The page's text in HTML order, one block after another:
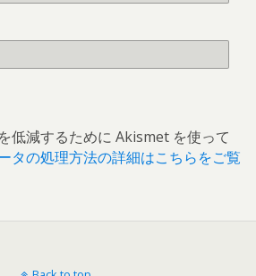
低減するために Akismet を使って
タの処理方法の詳細はこちらをご覧